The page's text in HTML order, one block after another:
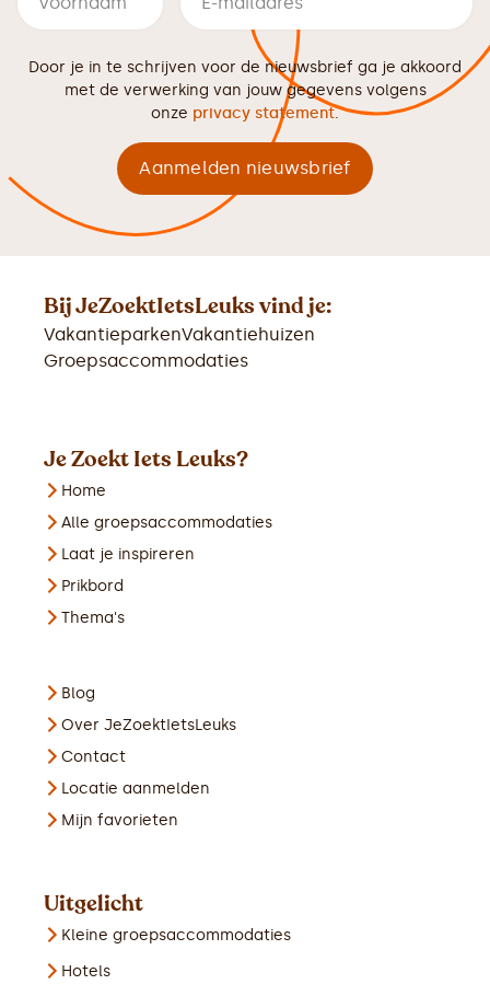
Door je in te schrijven voor de nieuwsbrief ga je akkoord
met de verwerking van jouw gegevens volgens
onze privacy statement.
Bij JeZoektIetsLeuks vind je:
VakantieparkenVakantiehuizen
Groepsaccommodaties
Je Zoekt Iets Leuks?
Home
Alle groepsaccommodaties
Laat je inspireren
Prikbord
Thema's
Blog
Over JeZoektIetsLeuks
Contact
Locatie aanmelden
Mijn favorieten
Uitgelicht
Kleine groepsaccommodaties
Hotels